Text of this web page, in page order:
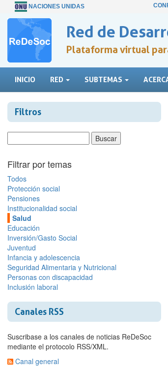
NACIONES UNIDAS
Red de
Plataforma virtual
INICIO RED SUBTEMAS
Filtros
Filtrar por temas
Todos
Protección social
Pensiones
Institucionalidad social
Salud
Educación
Inversión/Gasto Social
Juventud
Infancia y adolescencia
Seguridad Alimentaria y Nutricional
Personas con discapacidad
Inclusión laboral
Canales RSS
Suscribase a los canales de noticias ReDeSoc
mediante el protocolo RSS/XML.
Canal general